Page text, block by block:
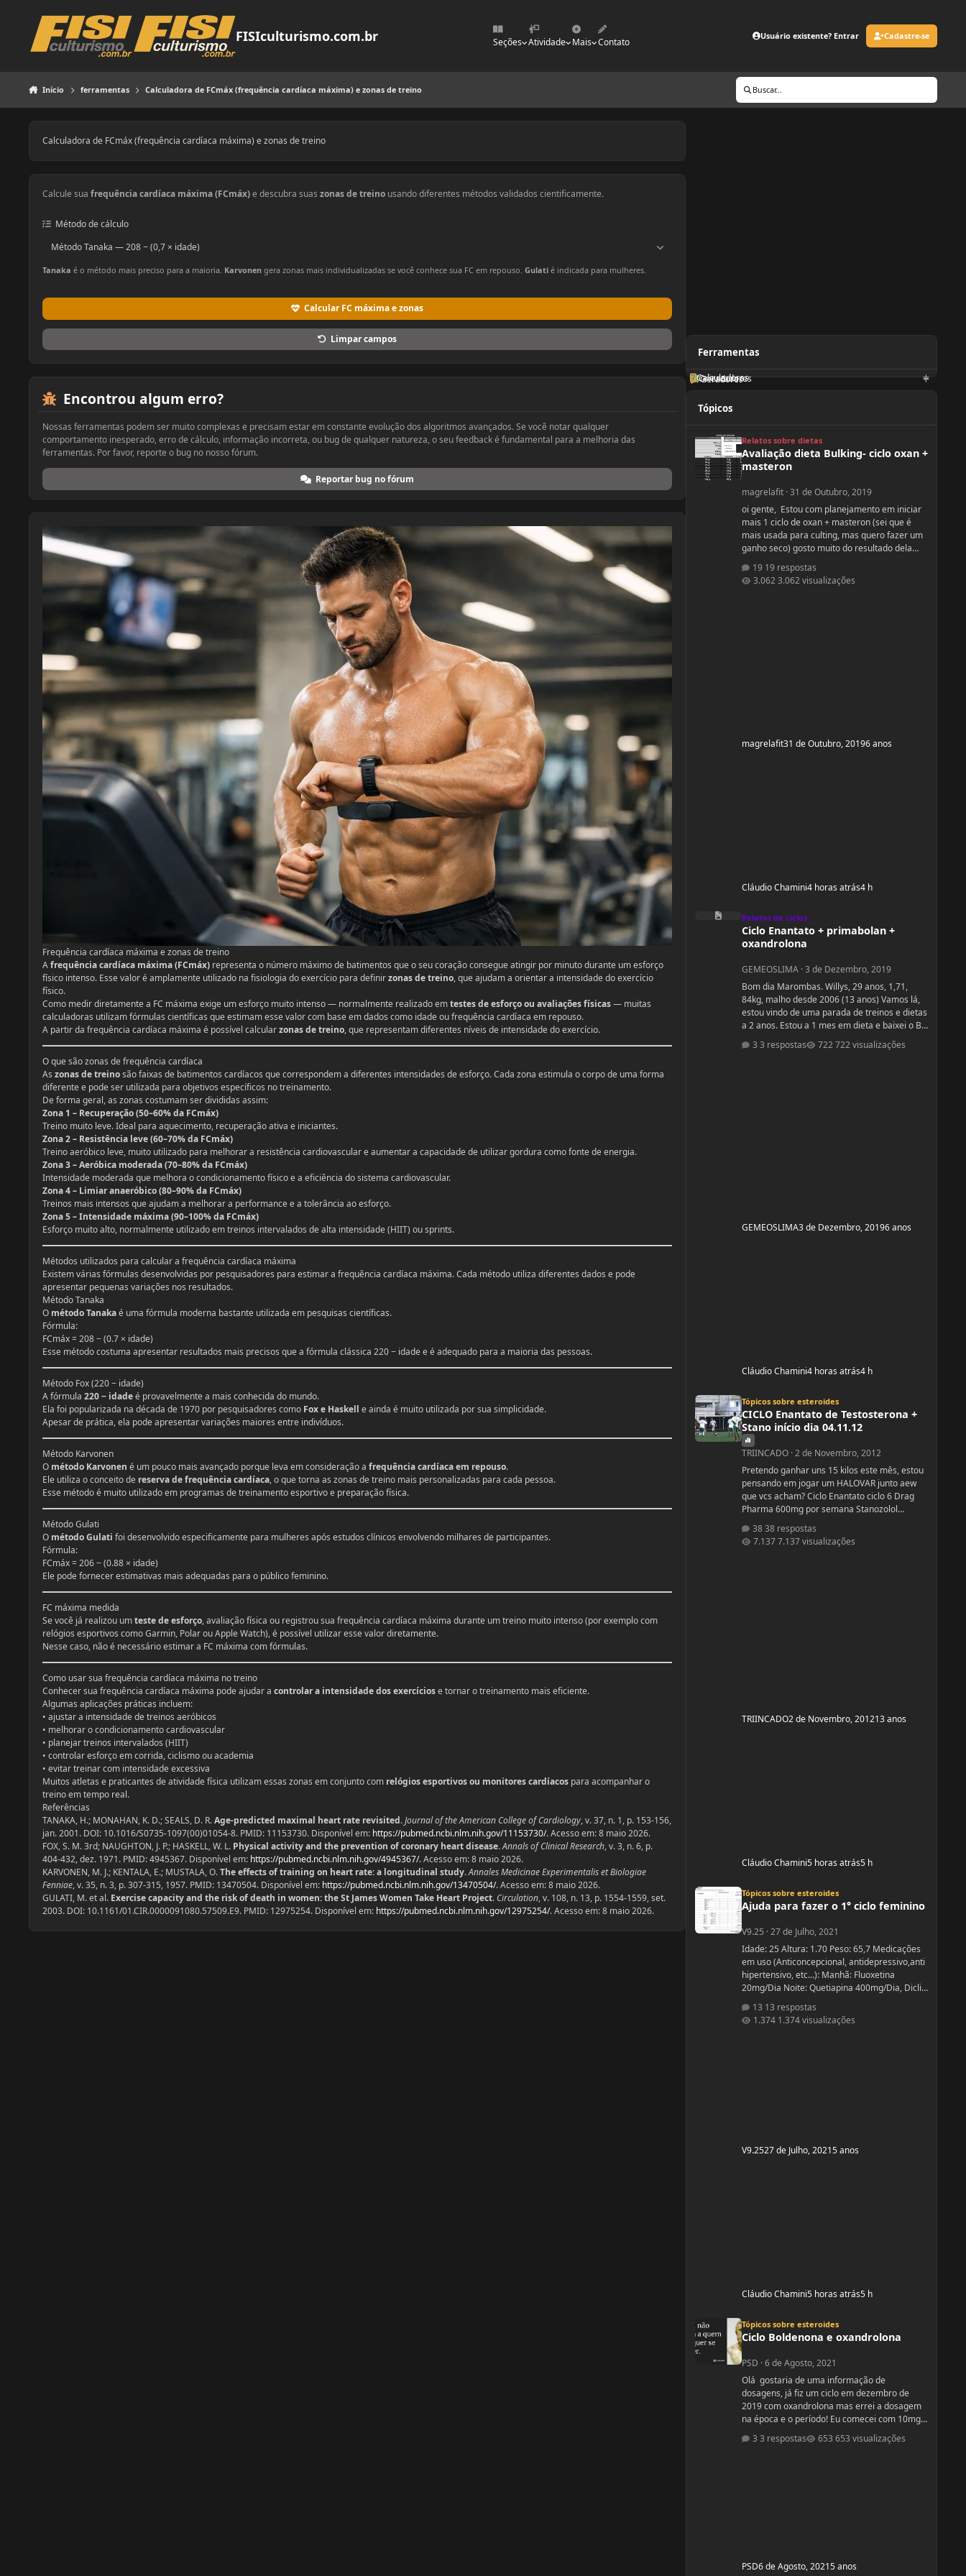
FISIculturismo.com.br Seções Atividade Mais Contato
Usuário existente? Entrar Cadastre-se
Início ferramentas Calculadora de FCmáx (frequência cardíaca máxima) e zonas de treino Buscar...
Calculadora de FCmáx (frequência cardíaca máxima) e zonas de treino
Calcule sua frequência cardíaca máxima (FCmáx)e descubra suas zonas de treino usando diferentes métodos validados cientificamente.
Método de cálculo
Tanaka é o método mais preciso para a maioria. Karvonen gera zonas mais individualizadas se você conhece sua FC em repouso. Gulati é indicada para mulheres.
Calcular FC máxima e zonas
Limpar campos
Encontrou algum erro?
Nossas ferramentas podem ser muito complexas e precisam estar em constante evolução dos algoritmos avançados. Se você notar qualquer
comportamento inesperado, erro de cálculo, informação incorreta, ou bug de qualquer natureza, o seu feedback é fundamental para a melhoria das
ferramentas. Por favor, reporte o bug no nosso fórum.
Reportar bug no fórum
Frequência cardíaca máxima e zonas de treino
Afrequência cardíaca máxima (FCmáx) representa o número máximo de batimentos que o seu coração consegue atingir por minuto durante um esforço
físico intenso. Esse valor é amplamente utilizado na fisiologia do exercício para definirzonas de treino, que ajudam a orientar a intensidade do exercício
físico.
Como medir diretamente a FC máxima exige um esforço muito intenso — normalmente realizado emtestes de esforço ou avaliações físicas— muitas
calculadoras utilizam fórmulas científicas que estimam esse valor com base em dados como idade ou frequência cardíaca em repouso.
A partir da frequência cardíaca máxima é possível calcularzonas de treino, que representam diferentes níveis de intensidade do exercício.
O que são zonas de frequência cardíaca
As zonas de treinosão faixas de batimentos cardíacos que correspondem a diferentes intensidades de esforço. Cada zona estimula o corpo de uma forma
diferente e pode ser utilizada para objetivos específicos no treinamento.
De forma geral, as zonas costumam ser divididas assim:
Zona 1 – Recuperação (50–60% da FCmáx)
Treino muito leve. Ideal para aquecimento, recuperação ativa e iniciantes.
Zona 2 – Resistência leve (60–70% da FCmáx)
Treino aeróbico leve, muito utilizado para melhorar a resistência cardiovascular e aumentar a capacidade de utilizar gordura como fonte de energia.
Zona 3 – Aeróbica moderada (70–80% da FCmáx)
Intensidade moderada que melhora o condicionamento físico e a eficiência do sistema cardiovascular.
Zona 4 – Limiar anaeróbico (80–90% da FCmáx)
Treinos mais intensos que ajudam a melhorar a performance e a tolerância ao esforço.
Zona 5 – Intensidade máxima (90–100% da FCmáx)
Esforço muito alto, normalmente utilizado em treinos intervalados de alta intensidade (HIIT) ou sprints.
Métodos utilizados para calcular a frequência cardíaca máxima
Existem várias fórmulas desenvolvidas por pesquisadores para estimar a frequência cardíaca máxima. Cada método utiliza diferentes dados e pode
apresentar pequenas variações nos resultados.
Método Tanaka
O método Tanakaé uma fórmula moderna bastante utilizada em pesquisas científicas.
Fórmula:
FCmáx = 208 − (0.7 × idade)
Esse método costuma apresentar resultados mais precisos que a fórmula clássica 220 − idade e é adequado para a maioria das pessoas.
Método Fox (220 − idade)
A fórmula 220 − idadeé provavelmente a mais conhecida do mundo.
Ela foi popularizada na década de 1970 por pesquisadores como Fox e Haskell e ainda é muito utilizada por sua simplicidade.
Apesar de prática, ela pode apresentar variações maiores entre indivíduos.
Método Karvonen
O método Karvonen é um pouco mais avançado porque leva em consideração a frequência cardíaca em repouso.
Ele utiliza o conceito de reserva de frequência cardíaca, o que torna as zonas de treino mais personalizadas para cada pessoa.
Esse método é muito utilizado em programas de treinamento esportivo e preparação física.
Método Gulati
O método Gulati foi desenvolvido especificamente para mulheres após estudos clínicos envolvendo milhares de participantes.
Fórmula:
FCmáx = 206 − (0.88 × idade)
Ele pode fornecer estimativas mais adequadas para o público feminino.
FC máxima medida
Se você já realizou umteste de esforço, avaliação física ou registrou sua frequência cardíaca máxima durante um treino muito intenso (por exemplo com
relógios esportivos como Garmin, Polar ou Apple Watch), é possível utilizar esse valor diretamente.
Nesse caso, não é necessário estimar a FC máxima com fórmulas.
Como usar sua frequência cardíaca máxima no treino
Conhecer sua frequência cardíaca máxima pode ajudar a controlar a intensidade dos exercíciose tornar o treinamento mais eficiente.
Algumas aplicações práticas incluem:
• ajustar a intensidade de treinos aeróbicos
• melhorar o condicionamento cardiovascular
• planejar treinos intervalados (HIIT)
• controlar esforço em corrida, ciclismo ou academia
• evitar treinar com intensidade excessiva
Muitos atletas e praticantes de atividade física utilizam essas zonas em conjunto com relógios esportivos ou monitores cardíacos para acompanhar o
treino em tempo real.
Referências
TANAKA, H.; MONAHAN, K. D.; SEALS, D. R.Age-predicted maximal heart rate revisited.Journal of the American College of Cardiology, v. 37, n. 1, p. 153-156,
jan. 2001. DOI: 10.1016/S0735-1097(00)01054-8. PMID: 11153730. Disponível em: https://pubmed.ncbi.nlm.nih.gov/11153730/. Acesso em: 8 maio 2026.
FOX, S. M. 3rd; NAUGHTON, J. P.; HASKELL, W. L. Physical activity and the prevention of coronary heart disease.Annals of Clinical Research, v. 3, n. 6, p.
404-432, dez. 1971. PMID: 4945367. Disponível em: https://pubmed.ncbi.nlm.nih.gov/4945367/. Acesso em: 8 maio 2026.
KARVONEN, M. J.; KENTALA, E.; MUSTALA, O.The effects of training on heart rate: a longitudinal study.Annales Medicinae Experimentalis et Biologiae
Fenniae, v. 35, n. 3, p. 307-315, 1957. PMID: 13470504. Disponível em: https://pubmed.ncbi.nlm.nih.gov/13470504/. Acesso em: 8 maio 2026.
GULATI, M. et al. Exercise capacity and the risk of death in women: the St James Women Take Heart Project. Circulation, v. 108, n. 13, p. 1554-1559, set.
2003. DOI: 10.1161/01.CIR.0000091080.57509.E9. PMID: 12975254. Disponível em: https://pubmed.ncbi.nlm.nih.gov/12975254/. Acesso em: 8 maio 2026.
Ferramentas
Geradores
Orientadores
Calculadoras
Tópicos
Relatos sobre dietas
Avaliação dieta Bulking- ciclo oxan +
masteron
magrelafit·31 de Outubro, 2019
oi gente, Estou com planejamento em iniciar
mais 1 ciclo de oxan + masteron (sei que é
mais usada para culting, mas quero fazer um
ganho seco) gosto muito do resultado dela
2 ciclos de oxandrolona 1 em 2016(6
semanas) e outro 2017.(6 semanas) , mas o
19 respostas
3.062 visualizações
magrelafit31 de Outubro, 20196 anos
Cláudio Chamini4 horas atrás4 h
Ciclo Enantato + primabolan + oxandrolona
Relatos de ciclos
Ciclo Enantato + primabolan +
oxandrolona
GEMEOSLIMA·3 de Dezembro, 2019
Bom dia Marombas. Willys, 29 anos, 1,71,
84kg, malho desde 2006 (13 anos) Vamos lá,
estou vindo de uma parada de treinos e dietas
a 2 anos. Estou a 1 mes em dieta e baixei o BF
ano que vem se tudo ocorrer bem até abril.
3 respostas 722 visualizações
GEMEOSLIMA3 de Dezembro, 20196 anos
Cláudio Chamini4 horas atrás4 h
Tópicos sobre esteroides
CICLO Enantato de Testosterona +
Stano início dia 04.11.12
TRIINCADO·2 de Novembro, 2012
Pretendo ganhar uns 15 kilos este mês, estou
pensando em jogar um HALOVAR junto aew
que vcs acham? Ciclo Enantato ciclo 6 Drag
Pharma 600mg por semana Stanozolol
38 respostas
7.137 visualizações
TRIINCADO2 de Novembro, 201213 anos
Cláudio Chamini5 horas atrás5 h
Tópicos sobre esteroides
Ajuda para fazer o 1° ciclo feminino
V9.25 ·27 de Julho, 2021
Idade: 25 Altura: 1.70 Peso: 65,7 Medicações
em uso (Anticoncepcional, antidepressivo,anti
hipertensivo, etc...): Manhã: Fluoxetina
20mg/Dia Noite: Quetiapina 400mg/Dia, Diclin
Cabergolina 0,5mg Problemas de Saúde e
história de cirurgias: Frequentemente tenho
13 respostas
1.374 visualizações
V9.2527 de Julho, 20215 anos
Cláudio Chamini5 horas atrás5 h
Tópicos sobre esteroides
Ciclo Boldenona e oxandrolona
PSD ·6 de Agosto, 2021
Olá gostaria de uma informação de
dosagens, já fiz um ciclo em dezembro de
2019 com oxandrolona mas errei a dosagem
na época e o período! Eu comecei com 10mg e
fui aumentando e acabei tomando
60mg porque entendi errado foram 4
3 respostas 653 visualizações
PSD6 de Agosto, 20215 anos